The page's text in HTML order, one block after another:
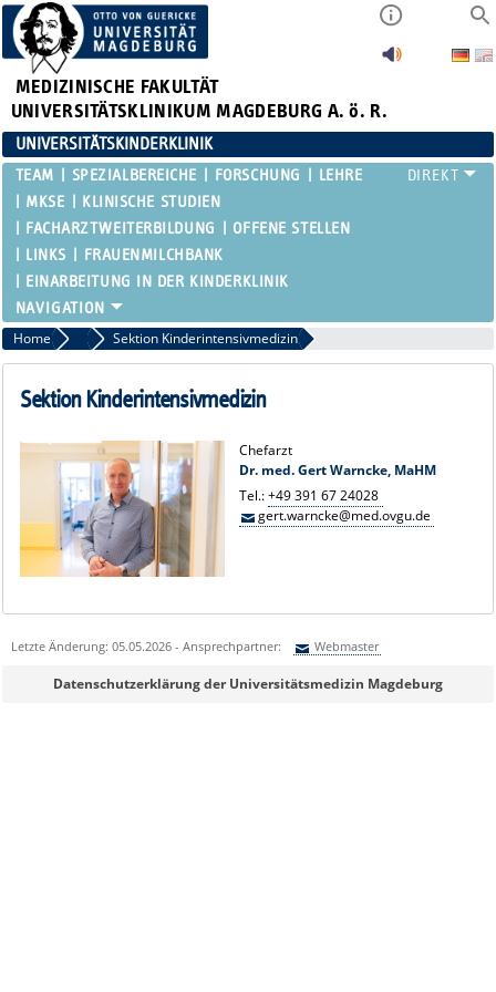
MEDIZINISCHE FAKULTÄT
UNIVERSITÄTSKLINIKUM MAGDEBURG A. ö. R.
UNIVERSITÄTSKINDERKLINIK
TEAM SPEZIALBEREICHE FORSCHUNG
LEHRE
MKSE
KLINISCHE STUDIEN
FACHARZTWEITERBILDUNG
OFFENE STELLEN
LINKS
FRAUENMILCHBANK
EINARBEITUNG IN DER KINDERKLINIK
Home Team Sektion Kinderintensivmedizin
Sektion Kinderintensivmedizin
Chefarzt
Dr. med. Gert Warncke, MaHM
Tel.:+49 391 67 24028
gert.warncke@med.ovgu.de
Letzte Änderung: 05.05.2026 - Ansprechpartner: Webmaster
Sie können eine Nachricht versenden an:Webmaster
Datenschutzerklärung der Universitätsmedizin Magdeburg